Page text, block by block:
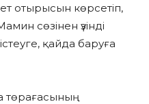
отырысын көрсетіп,
сөзінен үзінді
қайда баруға
төрағасының